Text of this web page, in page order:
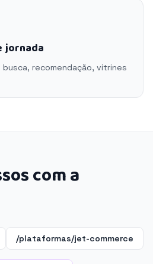
jornada
recomendação, vitrines
com a
/plataformas/jet-commerce